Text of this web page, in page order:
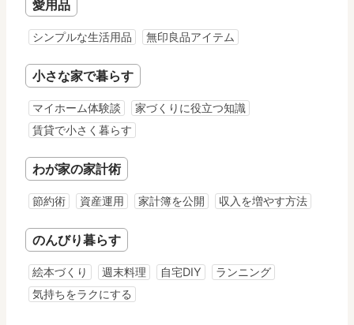
愛用品
シンプルな生活用品 無印良品アイテム
小さな家で暮らす
マイホーム体験談
家づくりに役立つ知識
賃貸で小さく暮らす
わが家の家計術
節約術 資産運用 家計簿を公開 収入を増やす方法
のんびり暮らす
絵本づくり 週末料理 自宅DIY
ランニング
気持ちをラクにする